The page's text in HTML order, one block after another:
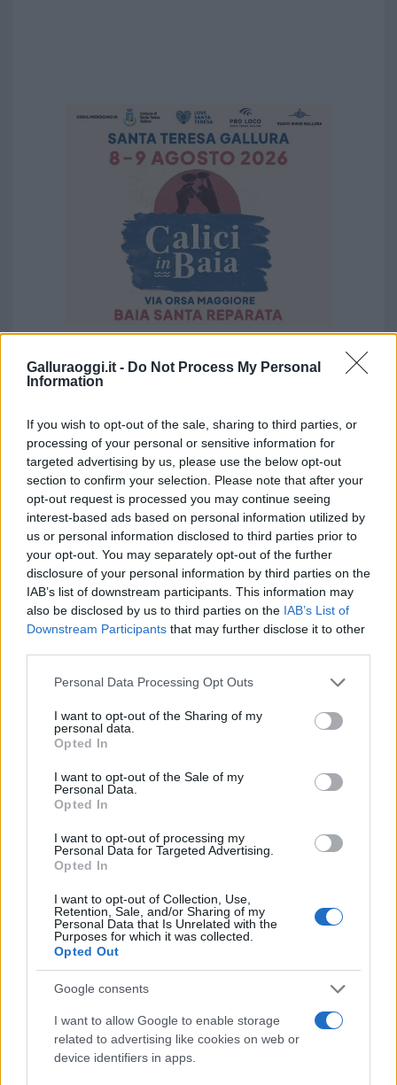
Galluraoggi.it - Do Not Process My Personal
Information
If you wish to opt-out of the sale, sharing to third parties, or
processing of your personal or sensitive information for
targeted advertising by us, please use the below opt-out
section to confirm your selection. Please note that after your
opt-out request is processed you may continue seeing
interest-based ads based on personal information utilized by
us or personal information disclosed to third parties prior to
your opt-out. You may separately opt-out of the further
disclosure of your personal information by third parties on the
IAB’s list of downstream participants. This information may
also be disclosed by us to third parties on the IAB’s List of
Downstream Participants that may further disclose it to other
Please note that this website/app uses one or more Google
not limited to your visit or usage behaviour. You may click to
grant or deny consent to Google and its third-party tags to
use your data for below specified purposes in below Google
consent section.
Personal Data Processing Opt Outs
I want to opt-out of the Sharing of my
personal data.
Opted In
I want to opt-out of the Sale of my
Personal Data.
Opted In
I want to opt-out of processing my
Personal Data for Targeted Advertising.
Opted In
I want to opt-out of Collection, Use,
Retention, Sale, and/or Sharing of my
Personal Data that Is Unrelated with the
Purposes for which it was collected.
Opted Out
Google consents
I want to allow Google to enable storage
related to advertising like cookies on web or
device identifiers in apps.
Vuoi rimuovere le pubblicità nazionali?
Puoi abbonarti asoli € 1,10 al mese
cliccandoqui
Sei già abbonato?
Puoi effettuare l'accesso andando nella
sezioneLogindal menù del sito o
cliccandoqui
Notizie in tempo reale?
Entra nel canale telegram di
Inviaci le tue segnalazioni,
345 356 7512
Ricevi le nostre ultime news
daGoogle News